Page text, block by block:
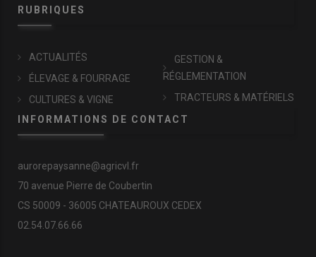
RUBRIQUES
ACTUALITÉS
ÉLEVAGE & FOURRAGE
CULTURES & VIGNE
GESTION &
RÉGLEMENTATION
TRACTEURS & MATÉRIELS
INFORMATIONS DE CONTACT
aurorepaysanne@agricvl.fr
70 avenue Pierre de Coubertin
CS 50009 - 36005 CHATEAUROUX CEDEX
02.54.07.66.66